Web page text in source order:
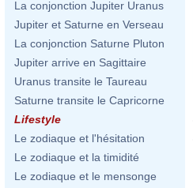
La conjonction Jupiter Uranus
Jupiter et Saturne en Verseau
La conjonction Saturne Pluton
Jupiter arrive en Sagittaire
Uranus transite le Taureau
Saturne transite le Capricorne
Lifestyle
Le zodiaque et l'hésitation
Le zodiaque et la timidité
Le zodiaque et le mensonge